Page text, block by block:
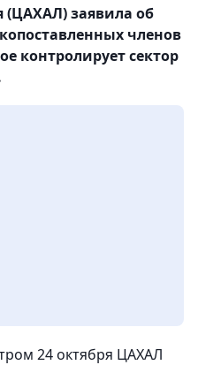
заявила об
членов
контролирует сектор
24 октября ЦАХАЛ